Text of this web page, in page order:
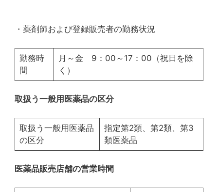
・薬剤師および登録販売者の勤務状況
勤務時
間
月～金 9：00～17：00（祝日を除
く）
取扱う一般用医薬品の区分
取扱う一般用医薬品
の区分
指定第2類、第2類、第3
類医薬品
医薬品販売店舗の営業時間